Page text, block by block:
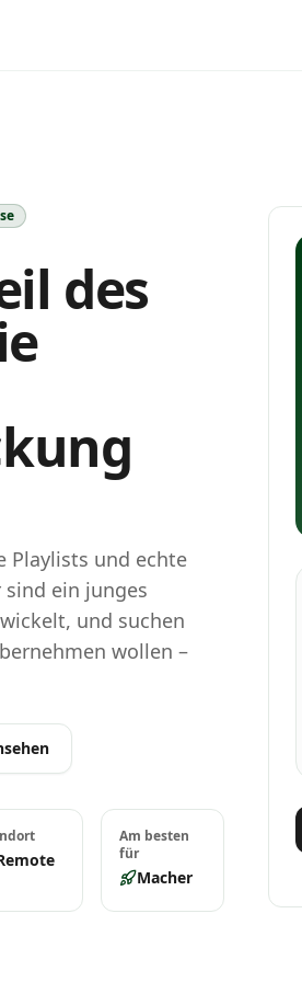
des
Playlists und echte
ein junges
und suchen
wollen –
Am besten
für
Macher